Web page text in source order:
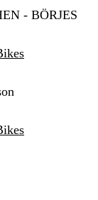
- BÖRJES